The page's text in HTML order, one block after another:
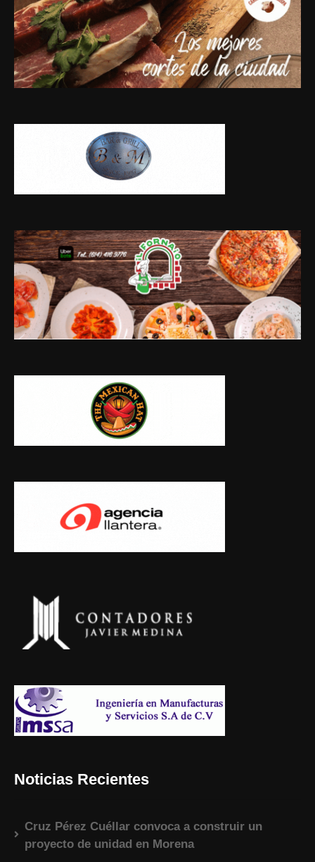
Noticias Recientes
Cruz Pérez Cuéllar convoca a construir un
proyecto de unidad en Morena